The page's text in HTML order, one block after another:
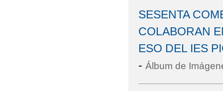
SESENTA
COLABORAN
ESO DEL IES
- Álbum de